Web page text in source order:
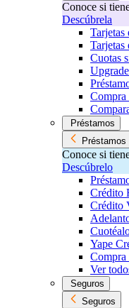
Conoce si
Descúbrela
Tarjetas
Tarjetas
Cuotas
Compra
Préstamos
Préstamos
Conoce si
Descúbrelo
Crédito
Crédito
Yape
Compra
Ver
Seguros
Seguros